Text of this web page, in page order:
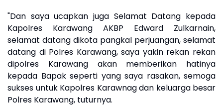
"Dan saya ucapkan juga Selamat Datang kepada
Kapolres Karawang AKBP Edward Zulkarnain,
selamat datang dikota pangkal perjuangan, selamat
datang di Polres Karawang, saya yakin rekan rekan
dipolres Karawang akan memberikan hatinya
kepada Bapak seperti yang saya rasakan, semoga
sukses untuk Kapolres Karawnag dan keluarga besar
Polres Karawang, tuturnya.